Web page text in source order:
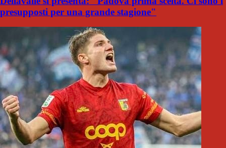
presupposti per una grande stagione"